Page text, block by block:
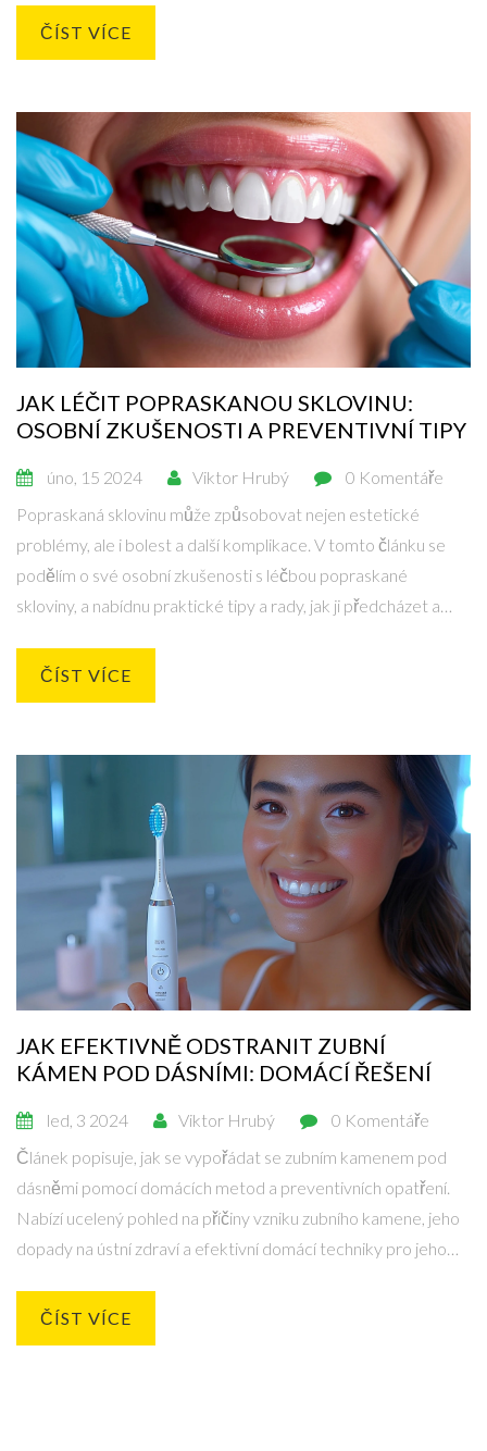
zdraví vašich zubů a jak preventivní opatření mohou uchránit
ČÍST VÍCE
JAK LÉČIT POPRASKANOU SKLOVINU:
OSOBNÍ ZKUŠENOSTI A PREVENTIVNÍ TIPY
úno, 15 2024 Viktor Hrubý
0 Komentáře
Popraskaná sklovinu může způsobovat nejen estetické
problémy, ale i bolest a další komplikace. V tomto článku se
podělím o své osobní zkušenosti s léčbou popraskané
skloviny, a nabídnu praktické tipy a rady, jak ji předcházet a
a domácími léčbami, které mohou pomoci zlepšit stav zubní
ČÍST VÍCE
JAK EFEKTIVNĚ ODSTRANIT ZUBNÍ
KÁMEN POD DÁSNÍMI: DOMÁCÍ ŘEŠENÍ
led, 3 2024 Viktor Hrubý
0 Komentáře
Článek popisuje, jak se vypořádat se zubním kamenem pod
dásněmi pomocí domácích metod a preventivních opatření.
Nabízí ucelený pohled na příčiny vzniku zubního kamene, jeho
dopady na ústní zdraví a efektivní domácí techniky pro jeho
ústní hygieny a pravidelných návštěv u zubaře pro udržení
ČÍST VÍCE